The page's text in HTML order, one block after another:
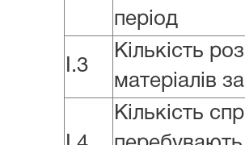
період
I.3
Кількість
матеріалів
Кількість